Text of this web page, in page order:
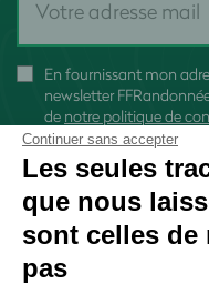
En fournissant mon
newsletter
de notre politique de
Continuer sans accepter
Les seules
que nous
sont celles de
pas